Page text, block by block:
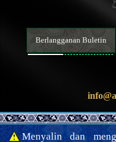
Berlangganan Buletin
Menyalin dan